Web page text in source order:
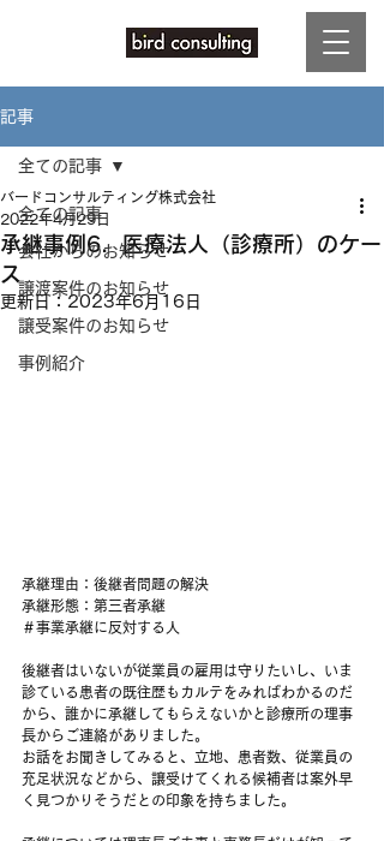
記事
全ての記事
会社からのお知らせ
譲渡案件のお知らせ
譲受案件のお知らせ
事例紹介
全ての記事
承継事例6．医療法人（診療所）のケー
ス
バードコンサルティング株式会社
2022年4月29日
更新日： 2023年6月16日
承継理由：後継者問題の解決
承継形態：第三者承継
＃事業承継に反対する人
後継者はいないが従業員の雇用は守りたいし、いま
診ている患者の既往歴もカルテをみればわかるのだ
から、誰かに承継してもらえないかと診療所の理事
長からご連絡がありました。
お話をお聞きしてみると、立地、患者数、従業員の
充足状況などから、譲受けてくれる候補者は案外早
く見つかりそうだとの印象を持ちました。